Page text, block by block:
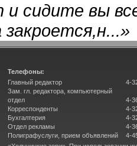
и сидите вы
»
Телефоны:
Главный редактор
Зам. гл. редактора, компьютерный
отдел
Корреспонденты
Бухгалтерия
Отдел рекламы
Полиграфуслуги, прием объявлений
4-
4-
4-
4-
4-
4-